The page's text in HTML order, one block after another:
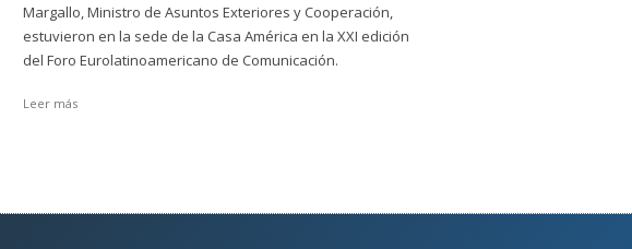
Margallo, Ministro de Asuntos Exteriores y Cooperación,
estuvieron en la sede de la Casa América en la XXI edición
del Foro Eurolatinoamericano de Comunicación.
Leer más